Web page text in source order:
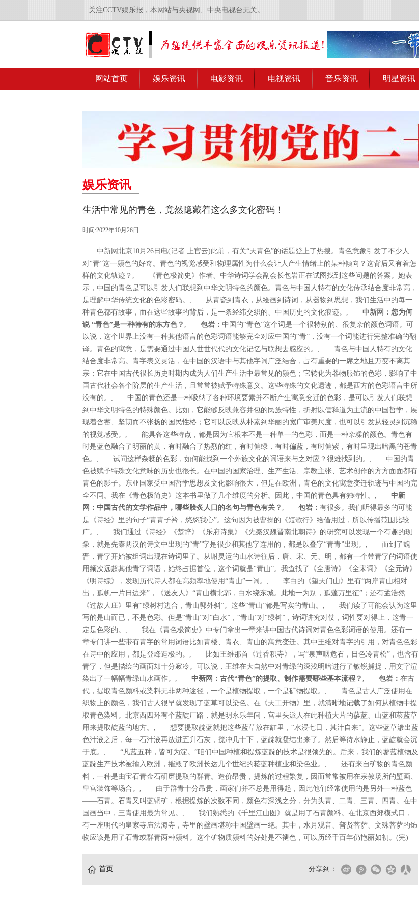
关注CCTV娱乐报，本网站与央视网、中央电视台无关。
网站首页 娱乐资讯 电影资讯 电视资讯 音乐资讯 明星资讯
娱乐资讯
生活中常见的青色，竟然隐藏着这么多文化密码！
时间:2022年10月26日
中新网北京10月26日电(记者 上官云)此前，有关“天青色”的话题登上了热搜。青色意象引发了不少人
对“青”这一颜色的好奇。青色的视觉感受和物理属性为什么会让人产生情绪上的某种倾向？这背后又有着怎
样的文化轨迹？, 《青色极简史》作者、中华诗词学会副会长包岩正在试图找到这些问题的答案。她表
示，中国的青色是可以引发人们联想到中华文明特色的颜色。青色与中国人特有的文化传承结合度非常高，
是理解中华传统文化的色彩密码。, 从青瓷到青衣，从绘画到诗词，从器物到思想，我们生活中的每一
种青色都有故事，而在这些故事的背后，是一条经纬交织的、中国历史的文化痕迹。, 中新网：您为何
说 “青色”是一种特有的东方色？ , 包岩： 中国的“青色”这个词是一个很特别的、很复杂的颜色词语。可
以说，这个世界上没有一种其他语言的色彩词语能够完全对应中国的“青”，没有一个词能进行完整准确的翻
译。青色的寓意，是需要通过中国人世世代代的文化记忆与联想去感应的。, 青色与中国人特有的文化
结合度非常高。青字表义灵活，在中国的汉语中与其他字词广泛结合，占有重要的一席之地且万变不离其
宗；它在中国古代很长历史时期内成为人们生产生活中最常见的颜色；它转化为器物服饰的色彩，影响了中
国古代社会各个阶层的生产生活，且常常被赋予特殊意义。这些特殊的文化遗迹，都是西方的色彩语言中所
没有的。, 中国的青色还是一种吸纳了各种环境要素并不断产生寓意变迁的色彩，是可以引发人们联想
到中华文明特色的特殊颜色。比如，它能够反映兼容并包的民族特性，折射以儒释道为主流的中国哲学，展
现着含蓄、坚韧而不张扬的国民性格；它可以反映从朴素到华丽的宽广审美尺度，也可以引发从轻灵到沉稳
的视觉感受。, 能具备这些特点，都是因为它根本不是一种单一的色彩，而是一种杂糅的颜色。青色有
时是蓝色融合了明丽的黄，有时融合了热烈的红，有时偏绿，有时偏蓝，有时偏紫，有时呈现出暗黑的苍青
色。, 试问这样杂糅的色彩，如何能找到一个外族文化的词语来与之对应？很难找到的。, 中国的青
色被赋予特殊文化意味的历史也很长。在中国的国家治理、生产生活、宗教主张、艺术创作的方方面面都有
青色的影子。东亚国家受中国哲学思想及文化影响很大，但是在欧洲，青色的文化寓意变迁轨迹与中国的完
全不同。我在《青色极简史》这本书里做了几个维度的分析。因此，中国的青色具有独特性。, 中新
网：中国古代的文学作品中，哪些脍炙人口的名句与青色有关？ , 包岩： 有很多。我们听得最多的可能
是《诗经》里的句子“青青子衿，悠悠我心”。这句因为被曹操的《短歌行》给借用过，所以传播范围比较
广。, 我们通过《诗经》《楚辞》《乐府诗集》《先秦汉魏晋南北朝诗》的研究可以发现一个有趣的现
象，就是先秦两汉的诗文中出现的“青”字是很少和其他字连用的，都是以叠字“青青”出现。, 而到了魏
晋，青字开始被组词出现在诗词里了。从谢灵运的山水诗往后，唐、宋、元、明，都有一个带青字的词语使
用频次远超其他青字词语，始终占据首位，这个词就是“青山”。我查找了《全唐诗》《全宋词》《全元诗》
《明诗综》，发现历代诗人都在高频率地使用“青山”一词。, 李白的《望天门山》里有“两岸青山相对
出，孤帆一片日边来”，《送友人》“青山横北郭，白水绕东城。此地一为别，孤蓬万里征”；还有孟浩然
《过故人庄》里有“绿树村边合，青山郭外斜”。这些“青山”都是写实的青山。, 我们读了可能会认为这里
写的是山而已，不是色彩。但是“青山”对“白水”，“青山”对“绿树”，诗词讲究对仗，词性要对得上，这青一
定是色彩的。, 我在《青色极简史》中专门拿出一章来讲中国古代诗词对青色色彩词语的使用。还有一
章专门讲一些带有青字的常用词语比如青楼、青衣、青山的寓意变迁。其中王维对青字的引用，对青色色彩
在诗中的应用，都是登峰造极的。, 比如王维那首《过香积寺》，写“泉声咽危石，日色冷青松”，也含有
青字，但是描绘的画面却十分寂冷。可以说，王维在大自然中对青绿的深浅明暗进行了敏锐捕捉，用文字渲
染出了一幅幅青绿山水画作。, 中新网：古代“青色”的提取、制作需要哪些基本流程？ , 包岩： 在古
代，提取青色颜料或染料无非两种途径，一个是植物提取，一个是矿物提取。, 青色是古人广泛使用在
织物上的颜色，我们古人很早就发现了蓝草可以染色。在《天工开物》里，就清晰地记载了如何从植物中提
取青色染料。北京西四环有个蓝靛厂路，就是明永乐年间，宫里头派人在此种植大片的蓼蓝、山蓝和菘蓝草
用来提取靛蓝的地方。, 想要提取靛蓝就把这些蓝草放在缸里，“水浸七日，其汁自来”。这些蓝草渗出蓝
色汁液之后，每一石汁液再放进五升石灰，搅冲几十下，蓝靛就凝结出来了。然后等待水静止，蓝靛就会沉
于底。, “凡蓝五种，皆可为淀。”咱们中国种植和提炼蓝靛的技术是很领先的。后来，我们的蓼蓝植物及
蓝靛生产技术被输入欧洲，摧毁了欧洲长达几个世纪的菘蓝种植业和染色业。, 还有来自矿物的青色颜
料，一种是由宝石青金石研磨提取的群青。造价昂贵，提炼的过程繁复，因而常常被用在宗教场所的壁画、
皇宫装饰等场合。, 由于群青十分昂贵，画家们并不总是用得起，因此他们经常使用的是另外一种蓝色
——石青。石青又叫蓝铜矿，根据提炼的次数不同，颜色有深浅之分，分为头青、二青、三青、四青。在中
国画当中，三青使用最为常见。, 我们熟悉的《千里江山图》就是用了石青颜料。在北京西郊模式口，
有一座明代的皇家寺庙法海寺，寺里的壁画堪称中国壁画一绝。其中，水月观音、普贤菩萨、文殊菩萨的饰
物应该是用了石青或群青两种颜料。这个矿物质颜料的好处是不褪色，可以历经千百年仍艳丽如初。(完)
首页 分享到：